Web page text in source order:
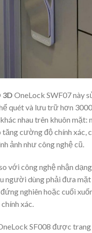
3D OneLock SWF07 này
quét và lưu trữ hơn
nhau trên khuôn mặt:
tăng cường độ chính xác,
ảnh như công nghệ cũ.
với công nghệ nhận
người dùng phải đưa
nghiên hoặc cuối
xác.
SF008 được trang